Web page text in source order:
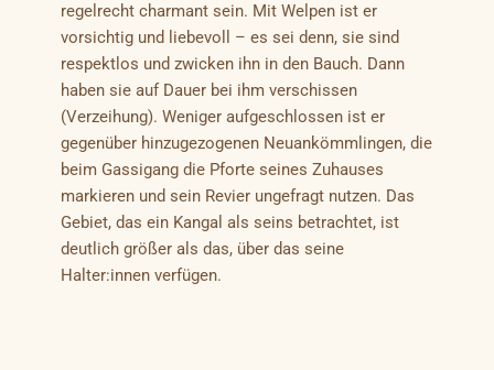
regelrecht charmant sein. Mit Welpen ist er
vorsichtig und liebevoll – es sei denn, sie sind
respektlos und zwicken ihn in den Bauch. Dann
haben sie auf Dauer bei ihm verschissen
(Verzeihung). Weniger aufgeschlossen ist er
gegenüber hinzugezogenen Neuankömmlingen, die
beim Gassigang die Pforte seines Zuhauses
markieren und sein Revier ungefragt nutzen. Das
Gebiet, das ein Kangal als seins betrachtet, ist
deutlich größer als das, über das seine
Halter:innen verfügen.